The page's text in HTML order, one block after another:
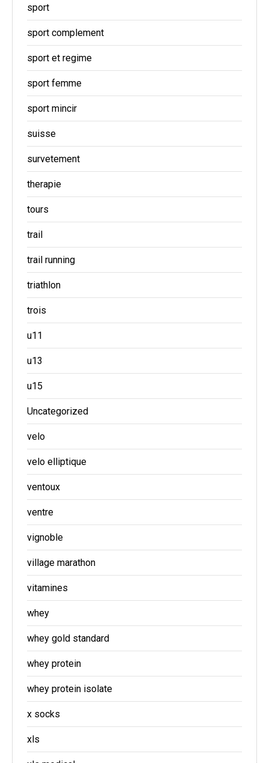
sport
sport complement
sport et regime
sport femme
sport mincir
suisse
survetement
therapie
tours
trail
trail running
triathlon
trois
u11
u13
u15
Uncategorized
velo
velo elliptique
ventoux
ventre
vignoble
village marathon
vitamines
whey
whey gold standard
whey protein
whey protein isolate
x socks
xls